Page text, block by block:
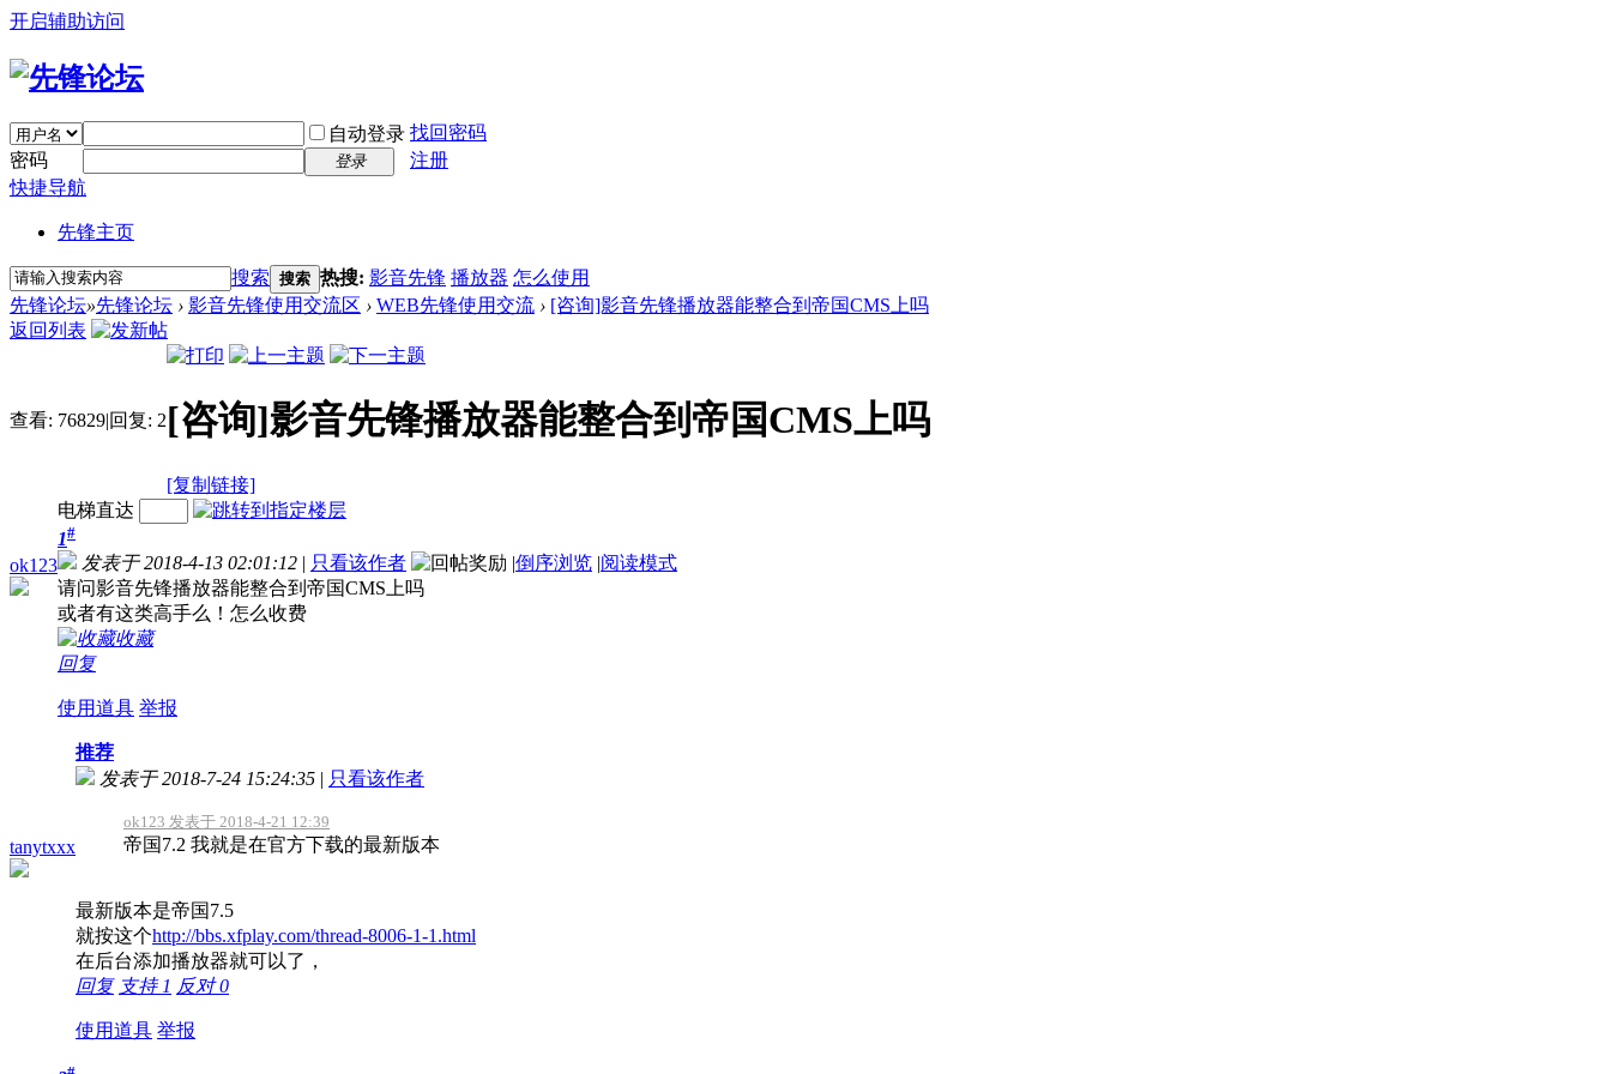
开启辅助访问
自动登录 找回密码
密码
登录
注册
快捷导航
先锋主页
搜索 搜索 热搜: 影音先锋 播放器 怎么使用
先锋论坛»先锋论坛 › 影音先锋使用交流区 › WEB先锋使用交流 › [咨询]影音先锋播放器能整合到帝国CMS上吗
返回列表
查看: 76829|回复: 2[咨询]影音先锋播放器能整合到帝国CMS上吗
[复制链接]
ok123
电梯直达
1#
发表于 2018-4-13 02:01:12 | 只看该作者 |倒序浏览 |阅读模式
请问影音先锋播放器能整合到帝国CMS上吗
或者有这类高手么！怎么收费
收藏
回复
使用道具 举报
tanytxxx
推荐
发表于 2018-7-24 15:24:35 | 只看该作者
ok123 发表于 2018-4-21 12:39
帝国7.2 我就是在官方下载的最新版本
最新版本是帝国7.5
就按这个http://bbs.xfplay.com/thread-8006-1-1.html
在后台添加播放器就可以了，
回复 支持 1 反对0
使用道具 举报